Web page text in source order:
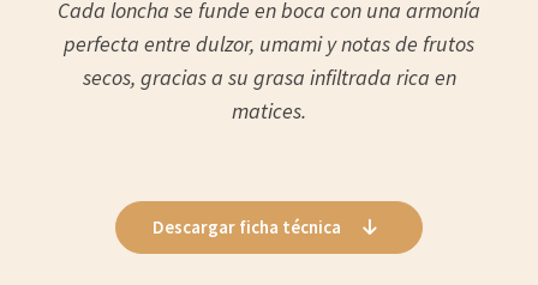
Cada loncha se funde en boca con una armonía
perfecta entre dulzor, umami y notas de frutos
secos, gracias a su grasa infiltrada rica en
matices.
Descargar ficha técnica